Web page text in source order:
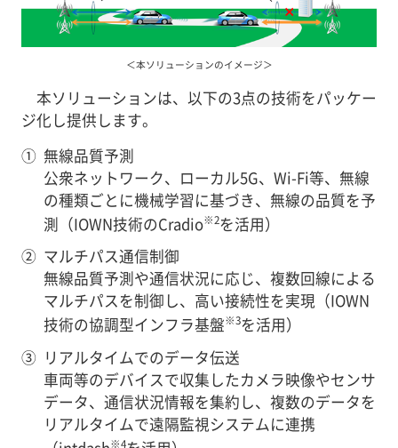
＜本ソリューションのイメージ＞
本ソリューションは、以下の3点の技術をパッケー
ジ化し提供します。
① 無線品質予測
公衆ネットワーク、ローカル5G、Wi-Fi等、無線
の種類ごとに機械学習に基づき、無線の品質を予
測（IOWN技術のCradio※2を活用）
② マルチパス通信制御
無線品質予測や通信状況に応じ、複数回線による
マルチパスを制御し、高い接続性を実現（IOWN
技術の協調型インフラ基盤※3を活用）
③ リアルタイムでのデータ伝送
車両等のデバイスで収集したカメラ映像やセンサ
データ、通信状況情報を集約し、複数のデータを
リアルタイムで遠隔監視システムに連携
※4